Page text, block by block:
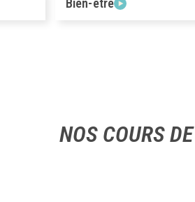
Bien-être
NOS COURS DE